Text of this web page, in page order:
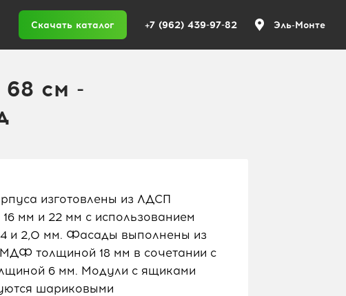
Скачать каталог +7 (962) 439-97-82 Эль-Монте
см -
изготовлены из ЛДСП
мм и 22 мм с использованием
и 2,0 мм. Фасады выполнены из
толщиной 18 мм в сочетании с
6 мм. Модули с ящиками
шариковыми